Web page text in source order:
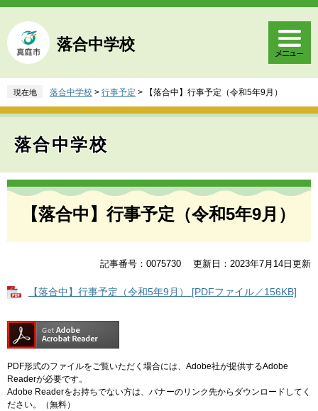
ペ
ジ
の
頭
す
メ
ュ
ー
飛
し
へ
落合中学校
現在地 落合中学校 > 行事予定 > 【落合中】行事予定（令和5年9月）
落合中学校
本
【落合中】行事予定（令和5年9月）
記事番号：0075730 更新日：2023年7月14日更新
【落合中】行事予定（令和5年9月） [PDFファイル／156KB]
PDF形式のファイルをご覧いただく場合には、Adobe社が提供するAdobe
Readerが必要です。
Adobe Readerをお持ちでない方は、バナーのリンク先からダウンロードしてく
ださい。（無料）